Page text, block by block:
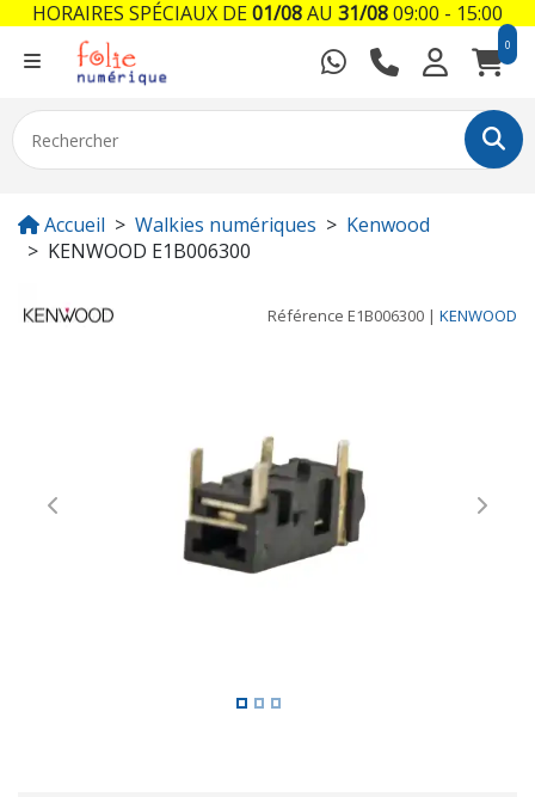
0
Accueil Walkies numériques
Kenwood
KENWOOD E1B006300
Référence E1B006300 | KENWOOD
Previous Next
HORAIRES SPÉCIAUX DE01/08AU 31/0809:00 - 15:00